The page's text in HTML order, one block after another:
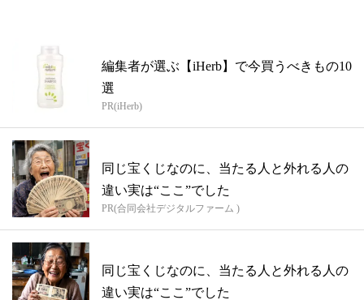
編集者が選ぶ【iHerb】で今買うべきもの10
選
PR(iHerb)
同じ宝くじなのに、当たる人と外れる人の
違い実は“ここ”でした
PR(合同会社デジタルファーム )
同じ宝くじなのに、当たる人と外れる人の
違い実は“ここ”でした